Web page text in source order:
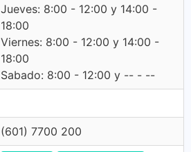
Jueves: 8:00 - 12:00 y 14:00 -
18:00
Viernes: 8:00 - 12:00 y 14:00 -
18:00
Sabado: 8:00 - 12:00 y -- - --
(601) 7700 200